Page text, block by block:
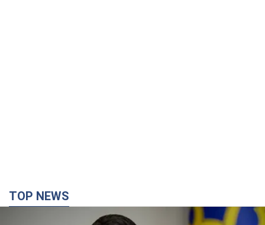
Україна буде знищувати пускові установки
російської балістики: Зеленський провів